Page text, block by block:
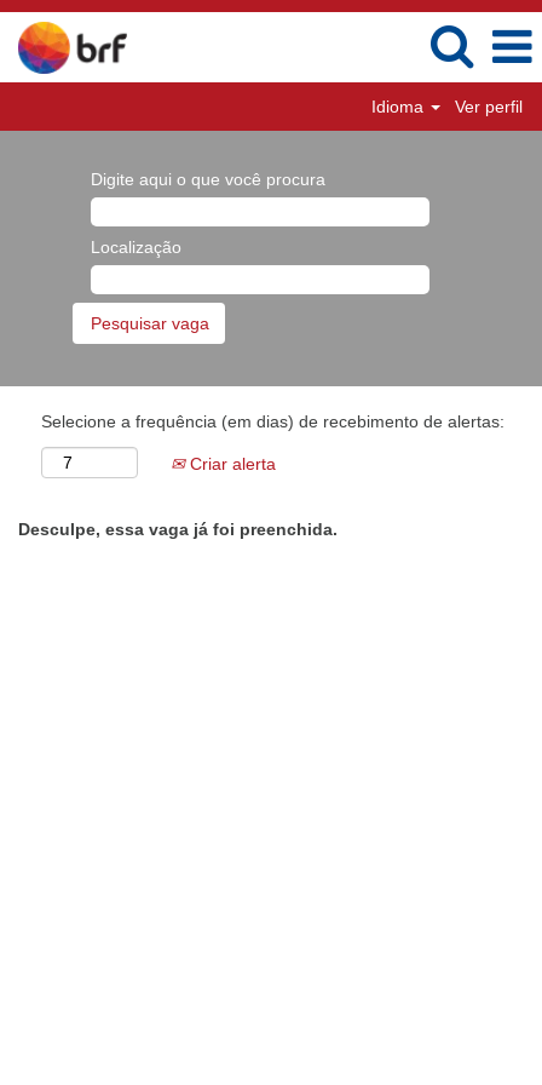
Idioma Ver perfil
Digite aqui o que você procura
Localização
Selecione a frequência (em dias) de recebimento de alertas:
Criar alerta
Desculpe, essa vaga já foi preenchida.